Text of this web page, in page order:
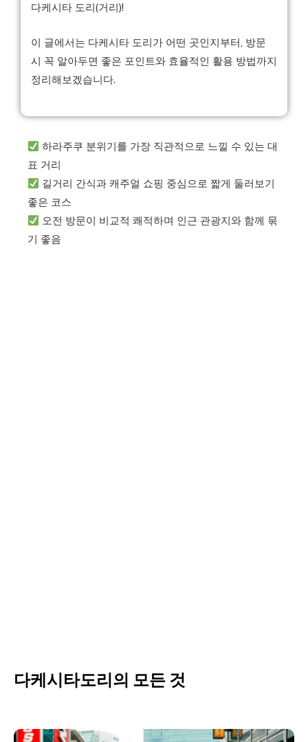
다케시타 도리(거리)!
이 글에서는 다케시타 도리가 어떤 곳인지부터, 방문
시 꼭 알아두면 좋은 포인트와 효율적인 활용 방법까지
정리해보겠습니다.
하라주쿠 분위기를 가장 직관적으로 느낄 수 있는 대
표 거리
길거리 간식과 캐주얼 쇼핑 중심으로 짧게 둘러보기
좋은 코스
오전 방문이 비교적 쾌적하며 인근 관광지와 함께 묶
기 좋음
다케시타도리의 모든 것